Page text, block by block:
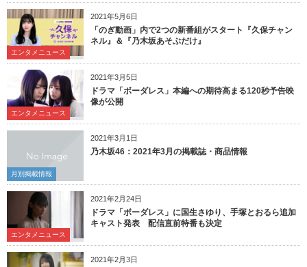
2021年5月6日
エンタメニュース
「のぎ動画」内で2つの新番組がスタート『久保チャン
ネル』＆『乃木坂あそぶだけ』
2021年3月5日
エンタメニュース
ドラマ「ボーダレス」本編への期待高まる120秒予告映
像が公開
2021年3月1日
月別掲載情報
乃木坂46：2021年3月の掲載誌・商品情報
2021年2月24日
エンタメニュース
ドラマ「ボーダレス」に国生さゆり、手塚とおるら追加
キャスト発表 配信直前特番も決定
2021年2月3日